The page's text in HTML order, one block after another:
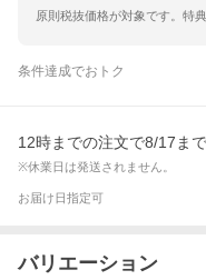
原則税抜価格が対象です。特
条件達成でおトク
12時までの注文で8/17ま
※休業日は発送されません。
お届け日指定可
バリエーション